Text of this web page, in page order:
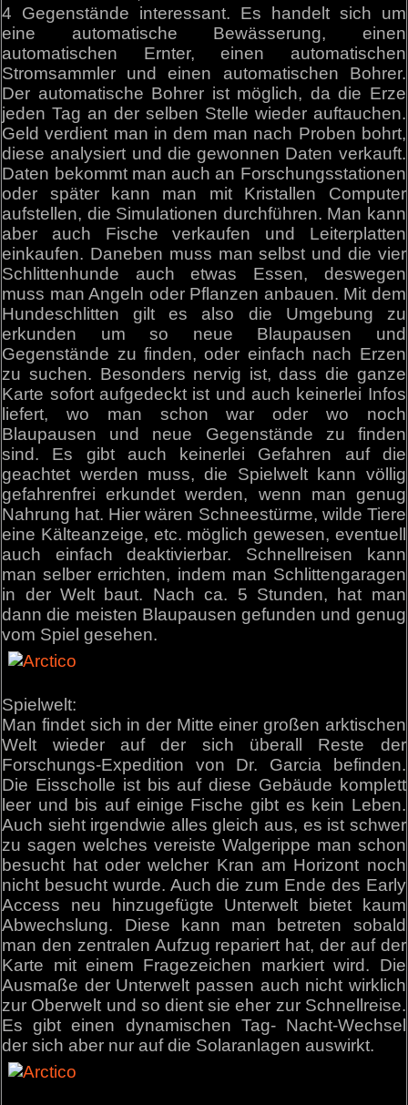
4 Gegenstände interessant. Es handelt sich um
eine automatische Bewässerung, einen
automatischen Ernter, einen automatischen
Stromsammler und einen automatischen Bohrer.
Der automatische Bohrer ist möglich, da die Erze
jeden Tag an der selben Stelle wieder auftauchen.
Geld verdient man in dem man nach Proben bohrt,
diese analysiert und die gewonnen Daten verkauft.
Daten bekommt man auch an Forschungsstationen
oder später kann man mit Kristallen Computer
aufstellen, die Simulationen durchführen. Man kann
aber auch Fische verkaufen und Leiterplatten
einkaufen. Daneben muss man selbst und die vier
Schlittenhunde auch etwas Essen, deswegen
muss man Angeln oder Pflanzen anbauen. Mit dem
Hundeschlitten gilt es also die Umgebung zu
erkunden um so neue Blaupausen und
Gegenstände zu finden, oder einfach nach Erzen
zu suchen. Besonders nervig ist, dass die ganze
Karte sofort aufgedeckt ist und auch keinerlei Infos
liefert, wo man schon war oder wo noch
Blaupausen und neue Gegenstände zu finden
sind. Es gibt auch keinerlei Gefahren auf die
geachtet werden muss, die Spielwelt kann völlig
gefahrenfrei erkundet werden, wenn man genug
Nahrung hat. Hier wären Schneestürme, wilde Tiere
eine Kälteanzeige, etc. möglich gewesen, eventuell
auch einfach deaktivierbar. Schnellreisen kann
man selber errichten, indem man Schlittengaragen
in der Welt baut. Nach ca. 5 Stunden, hat man
dann die meisten Blaupausen gefunden und genug
vom Spiel gesehen.
Spielwelt:
Man findet sich in der Mitte einer großen arktischen
Welt wieder auf der sich überall Reste der
Forschungs-Expedition von Dr. Garcia befinden.
Die Eisscholle ist bis auf diese Gebäude komplett
leer und bis auf einige Fische gibt es kein Leben.
Auch sieht irgendwie alles gleich aus, es ist schwer
zu sagen welches vereiste Walgerippe man schon
besucht hat oder welcher Kran am Horizont noch
nicht besucht wurde. Auch die zum Ende des Early
Access neu hinzugefügte Unterwelt bietet kaum
Abwechslung. Diese kann man betreten sobald
man den zentralen Aufzug repariert hat, der auf der
Karte mit einem Fragezeichen markiert wird. Die
Ausmaße der Unterwelt passen auch nicht wirklich
zur Oberwelt und so dient sie eher zur Schnellreise.
Es gibt einen dynamischen Tag- Nacht-Wechsel
der sich aber nur auf die Solaranlagen auswirkt.